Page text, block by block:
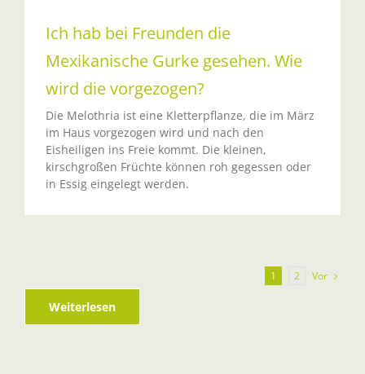
Ich hab bei Freunden die
Mexikanische Gurke gesehen. Wie
wird die vorgezogen?
Die Melothria ist eine Kletterpflanze, die im März
im Haus vorgezogen wird und nach den
Eisheiligen ins Freie kommt. Die kleinen,
kirschgroßen Früchte können roh gegessen oder
in Essig eingelegt werden.
1 2 Vor
Weiterlesen